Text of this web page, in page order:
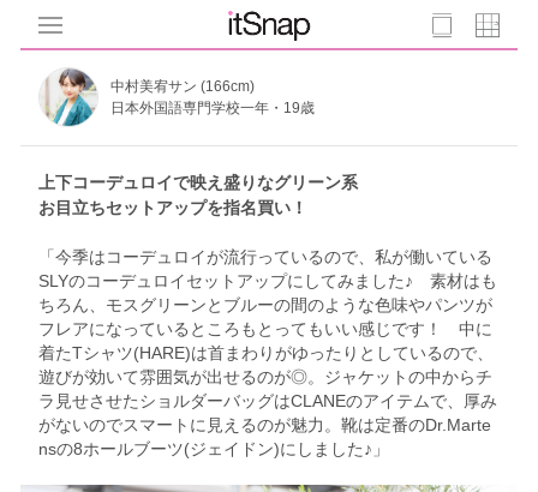
中村美宥サン (166cm)
日本外国語専門学校一年・19歳
上下コーデュロイで映え盛りなグリーン系
お目立ちセットアップを指名買い！
「今季はコーデュロイが流行っているので、私が働いている
SLYのコーデュロイセットアップにしてみました♪ 素材はも
ちろん、モスグリーンとブルーの間のような色味やパンツが
フレアになっているところもとってもいい感じです！ 中に
着たTシャツ(HARE)は首まわりがゆったりとしているので、
遊びが効いて雰囲気が出せるのが◎。ジャケットの中からチ
ラ見せさせたショルダーバッグはCLANEのアイテムで、厚み
がないのでスマートに見えるのが魅力。靴は定番のDr.Marte
nsの8ホールブーツ(ジェイドン)にしました♪」